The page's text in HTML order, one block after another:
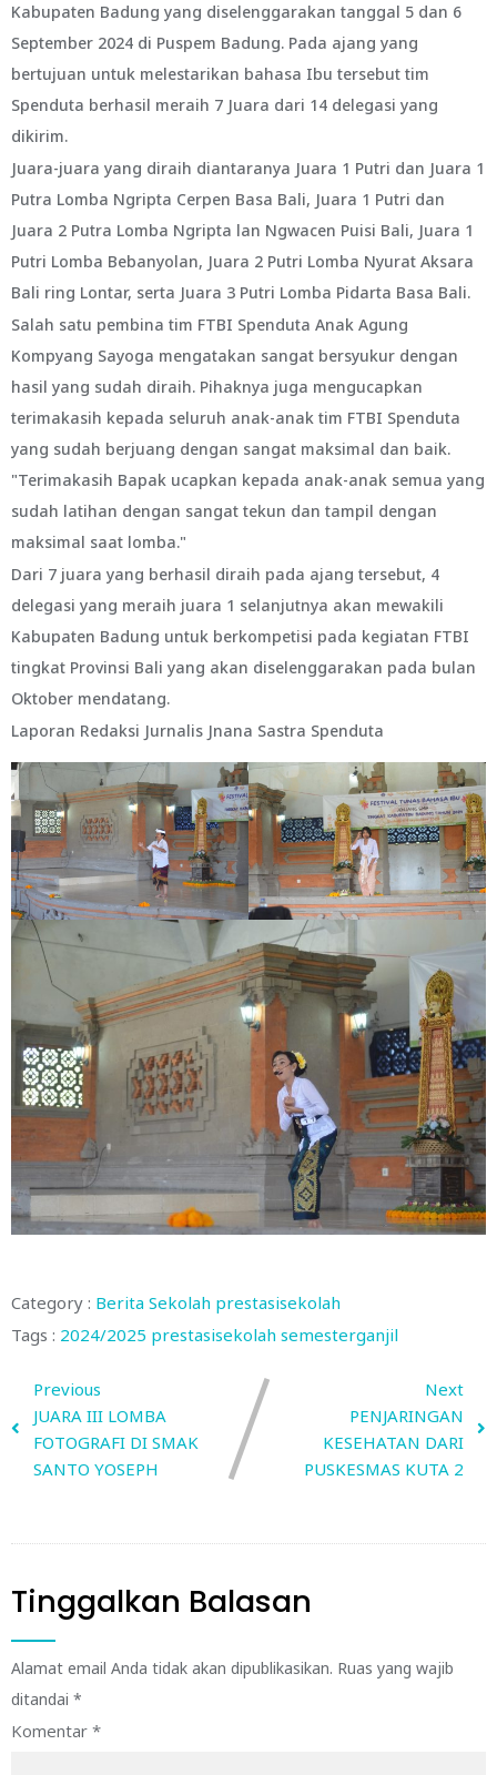
Kabupaten Badung yang diselenggarakan tanggal 5 dan 6
September 2024 di Puspem Badung. Pada ajang yang
bertujuan untuk melestarikan bahasa Ibu tersebut tim
Spenduta berhasil meraih 7 Juara dari 14 delegasi yang
dikirim.
Juara-juara yang diraih diantaranya Juara 1 Putri dan Juara 1
Putra Lomba Ngripta Cerpen Basa Bali, Juara 1 Putri dan
Juara 2 Putra Lomba Ngripta lan Ngwacen Puisi Bali, Juara 1
Putri Lomba Bebanyolan, Juara 2 Putri Lomba Nyurat Aksara
Bali ring Lontar, serta Juara 3 Putri Lomba Pidarta Basa Bali.
Salah satu pembina tim FTBI Spenduta Anak Agung
Kompyang Sayoga mengatakan sangat bersyukur dengan
hasil yang sudah diraih. Pihaknya juga mengucapkan
terimakasih kepada seluruh anak-anak tim FTBI Spenduta
yang sudah berjuang dengan sangat maksimal dan baik.
"Terimakasih Bapak ucapkan kepada anak-anak semua yang
sudah latihan dengan sangat tekun dan tampil dengan
maksimal saat lomba."
Dari 7 juara yang berhasil diraih pada ajang tersebut, 4
delegasi yang meraih juara 1 selanjutnya akan mewakili
Kabupaten Badung untuk berkompetisi pada kegiatan FTBI
tingkat Provinsi Bali yang akan diselenggarakan pada bulan
Oktober mendatang.
Laporan Redaksi Jurnalis Jnana Sastra Spenduta
Category : Berita Sekolah prestasisekolah
Tags : 2024/2025 prestasisekolah semesterganjil
Previous
JUARA III LOMBA
FOTOGRAFI DI SMAK
SANTO YOSEPH
Next
PENJARINGAN
KESEHATAN DARI
PUSKESMAS KUTA 2
Tinggalkan Balasan
Alamat email Anda tidak akan dipublikasikan. Ruas yang wajib
ditandai *
Komentar *